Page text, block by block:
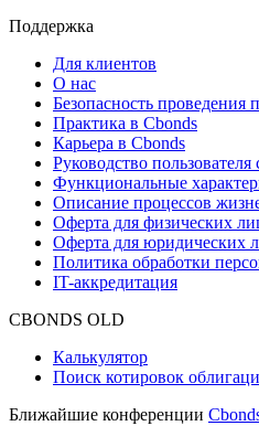
Поддержка
Для клиентов
О нас
Безопасность проведения
Практика в Cbonds
Карьера в Cbonds
Руководство пользователя
Функциональные
Описание процессов
Оферта для физических
Оферта для юридических
Политика обработки
IT-аккредитация
CBONDS OLD
Калькулятор
Поиск котировок
Ближайшие конференции